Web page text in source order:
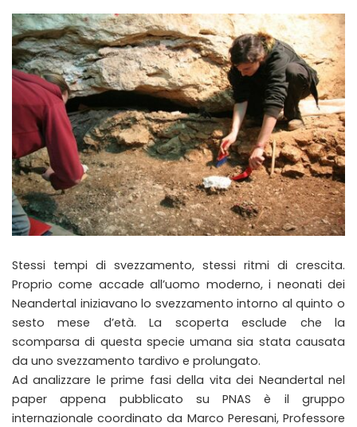
Stessi tempi di svezzamento, stessi ritmi di crescita.
Proprio come accade all’uomo moderno, i neonati dei
Neandertal iniziavano lo svezzamento intorno al quinto o
sesto mese d’età. La scoperta esclude che la
scomparsa di questa specie umana sia stata causata
da uno svezzamento tardivo e prolungato.
Ad analizzare le prime fasi della vita dei Neandertal nel
paper appena pubblicato su PNAS è il gruppo
internazionale coordinato da Marco Peresani, Professore